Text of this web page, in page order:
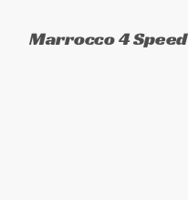
Marrocco 4 Speed